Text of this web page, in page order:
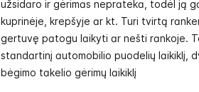
užsidaro ir gėrimas neprateka, todėl ją
kuprinėje, krepšyje ar kt. Turi tvirtą
gertuvę patogu laikyti ar nešti rankoje.
standartinį automobilio puodelių laikiklį,
bėgimo takelio gėrimų laikiklį